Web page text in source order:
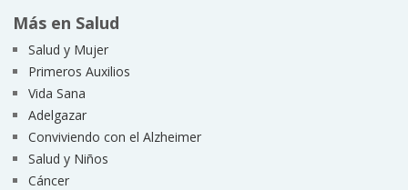
Más en Salud
Salud y Mujer
Primeros Auxilios
Vida Sana
Adelgazar
Conviviendo con el Alzheimer
Salud y Niños
Cáncer